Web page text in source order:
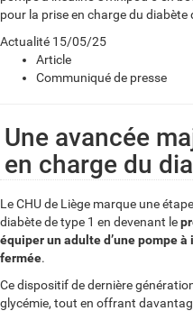
pour la prise en charge du diabète
Actualité 15/05/25
Article
Communiqué de presse
Une avancée
en charge du
Le CHU de Liège marque une
diabète de type 1 en devenant le
équiper un adulte d’une pompe
fermée.
Ce dispositif de dernière
glycémie, tout en offrant